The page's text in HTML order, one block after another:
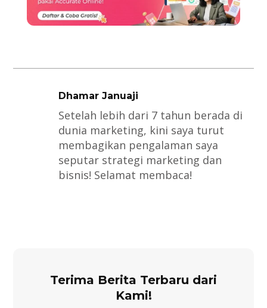
Dhamar Januaji
Setelah lebih dari 7 tahun berada di
dunia marketing, kini saya turut
membagikan pengalaman saya
seputar strategi marketing dan
bisnis! Selamat membaca!
Terima Berita Terbaru dari
Kami!